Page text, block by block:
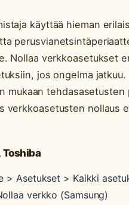
käyttää hieman
Nollaa verkkoasetukset
jos ongelma jatkuu.
mukaan tehdasasetusten
verkkoasetusten nollaus
Toshiba
> Asetukset > Kaikki
verkko (Samsung)